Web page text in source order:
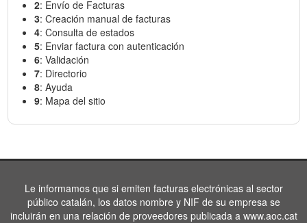
2: Envío de Facturas
3: Creación manual de facturas
4: Consulta de estados
5: Enviar factura con autenticación
6: Validación
7: Directorio
8: Ayuda
9: Mapa del sitio
Le informamos que si emiten facturas electrónicas al sector
público catalán, los datos nombre y NIF de su empresa se
incluirán en una relación de proveedores publicada a www.aoc.cat